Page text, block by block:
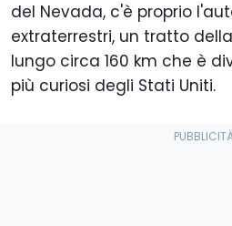
del Nevada, c'è proprio
extraterrestri, un tratto
lungo circa 160 km che è
più curiosi degli Stati Uniti.